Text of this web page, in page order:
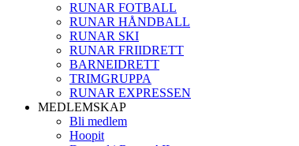
RUNAR FOTBALL
RUNAR HÅNDBALL
RUNAR SKI
RUNAR FRIIDRETT
BARNEIDRETT
TRIMGRUPPA
RUNAR EXPRESSEN
MEDLEMSKAP
Bli medlem
Hoopit